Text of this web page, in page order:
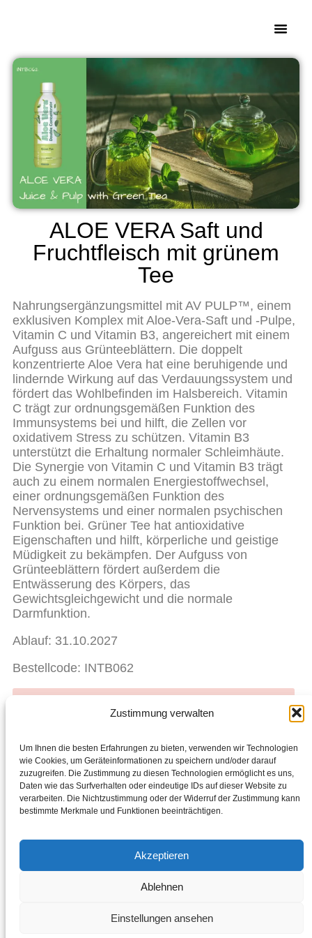
Zustimmung verwalten
Um Ihnen die besten Erfahrungen zu bieten, verwenden wir Technologien
wie Cookies, um Geräteinformationen zu speichern und/oder darauf
zuzugreifen. Die Zustimmung zu diesen Technologien ermöglicht es uns,
Daten wie das Surfverhalten oder eindeutige IDs auf dieser Website zu
verarbeiten. Die Nichtzustimmung oder der Widerruf der Zustimmung kann
bestimmte Merkmale und Funktionen beeinträchtigen.
Akzeptieren
Ablehnen
Einstellungen ansehen
ALOE VERA Saft und
Fruchtfleisch mit grünem
Tee
Nahrungsergänzungsmittel mit AV PULP™, einem
exklusiven Komplex mit Aloe-Vera-Saft und -Pulpe,
Vitamin C und Vitamin B3, angereichert mit einem
Aufguss aus Grünteeblättern. Die doppelt
konzentrierte Aloe Vera hat eine beruhigende und
lindernde Wirkung auf das Verdauungssystem und
fördert das Wohlbefinden im Halsbereich. Vitamin
C trägt zur ordnungsgemäßen Funktion des
Immunsystems bei und hilft, die Zellen vor
oxidativem Stress zu schützen. Vitamin B3
unterstützt die Erhaltung normaler Schleimhäute.
Die Synergie von Vitamin C und Vitamin B3 trägt
auch zu einem normalen Energiestoffwechsel,
einer ordnungsgemäßen Funktion des
Nervensystems und einer normalen psychischen
Funktion bei. Grüner Tee hat antioxidative
Eigenschaften und hilft, körperliche und geistige
Müdigkeit zu bekämpfen. Der Aufguss von
Grünteeblättern fördert außerdem die
Entwässerung des Körpers, das
Gewichtsgleichgewicht und die normale
Darmfunktion.
Ablauf: 31.10.2027
Bestellcode: INTB062
Facebook
ZURÜCK
Solar Defense Compact Foundation – Crème Caramel
WEITER
Sonnenspray LSF 30
© 2025 Alle Rechte vorbehalten. Folge uns: